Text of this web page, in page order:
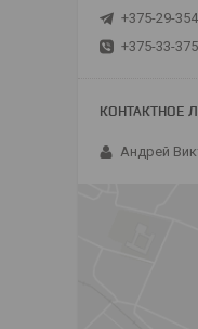
+375-29-
+375-33-
Андрей